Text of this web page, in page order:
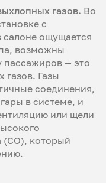
газов. Во
с
ощущается
возможны
пассажиров — это
газов. Газы
соединения,
в системе, и
или щели
(CO), который